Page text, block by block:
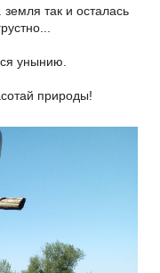
так и осталась
унынию.
природы!